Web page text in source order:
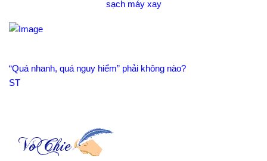
sạch máy xay
“Quá nhanh, quá nguy hiểm” phải không nào?
ST